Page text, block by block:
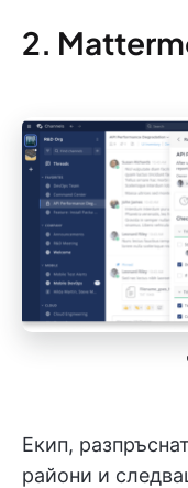
2.
Екип,
райони и